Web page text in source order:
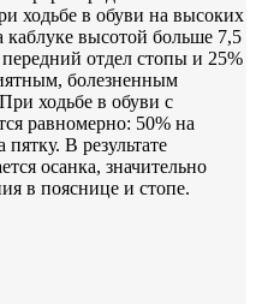
ходьбе в обуви на высоких
высотой больше 7,5
передний отдел стопы и 25%
болезненным
ходьбе в обуви с
равномерно: 50% на
В результате
осанка, значительно
в пояснице и стопе.